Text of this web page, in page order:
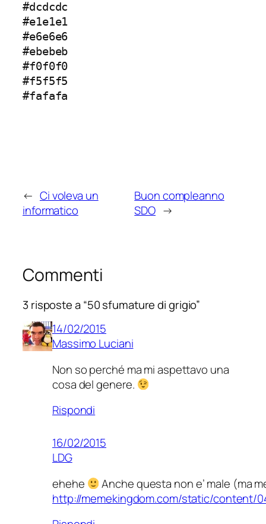
#dcdcdc
#e1e1e1
#e6e6e6
#ebebeb
#f0f0f0
#f5f5f5
#fafafa
← Ci voleva un
informatico
Buon compleanno
SDO →
Commenti
3 risposte a “50 sfumature di grigio”
14/02/2015
Massimo Luciani
Non so perché ma mi aspettavo una
cosa del genere.
Rispondi
16/02/2015
LDG
ehehe
Anche questa non e’ male (ma
http://memekingdom.com/static/content/